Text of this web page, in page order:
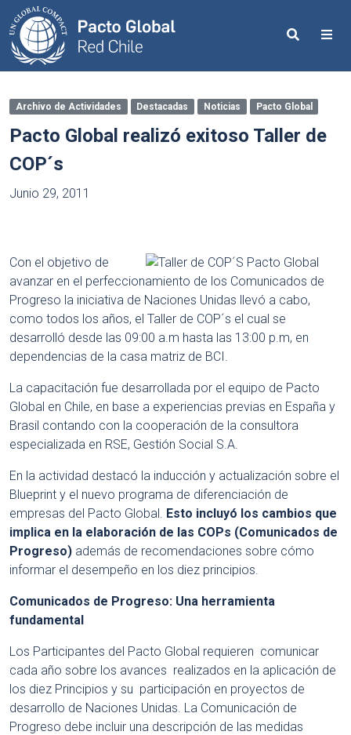
Search
Archivo de Actividades Destacadas Noticias Pacto Global
Pacto Global realizó exitoso Taller de
COP´s
Junio 29, 2011
Con el objetivo de
avanzar en el perfeccionamiento de los Comunicados de
Progreso la iniciativa de Naciones Unidas llevó a cabo,
como todos los años, el Taller de COP´s el cual se
desarrolló desde las 09:00 a.m hasta las 13:00 p.m, en
dependencias de la casa matriz de BCI.
La capacitación fue desarrollada por el equipo de Pacto
Global en Chile, en base a experiencias previas en España y
Brasil contando con la cooperación de la consultora
especializada en RSE, Gestión Social S.A.
En la actividad destacó la inducción y actualización sobre el
Blueprint y el nuevo programa de diferenciación de
empresas del Pacto Global. Esto incluyó los cambios que
implica en la elaboración de las COPs (Comunicados de
Progreso) además de recomendaciones sobre cómo
informar el desempeño en los diez principios.
Comunicados de Progreso: Una herramienta
fundamental
Los Participantes del Pacto Global requieren comunicar
cada año sobre los avances realizados en la aplicación de
los diez Principios y su participación en proyectos de
desarrollo de Naciones Unidas. La Comunicación de
Progreso debe incluir una descripción de las medidas